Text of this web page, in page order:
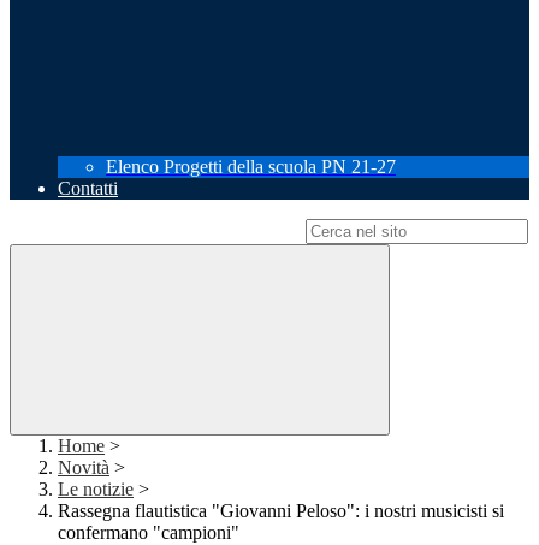
Elenco Progetti della scuola PN 21-27
Contatti
Home >
Novità >
Le notizie >
Rassegna flautistica "Giovanni Peloso": i nostri musicisti si
confermano "campioni"